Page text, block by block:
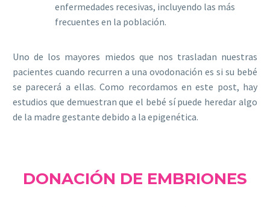
enfermedades recesivas, incluyendo las más
frecuentes en la población.
Uno de los mayores miedos que nos trasladan nuestras
pacientes cuando recurren a una ovodonación es si su bebé
se parecerá a ellas. Como recordamos en este post, hay
estudios que demuestran que el bebé sí puede heredar algo
de la madre gestante debido a la epigenética.
DONACIÓN DE EMBRIONES